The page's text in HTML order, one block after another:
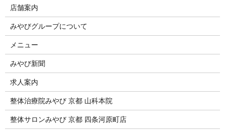
店舗案内
みやびグループについて
メニュー
みやび新聞
求人案内
整体治療院みやび 京都 山科本院
整体サロンみやび 京都 四条河原町店